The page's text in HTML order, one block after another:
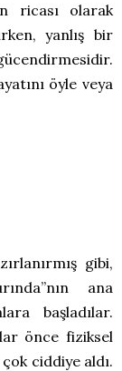
ricası olarak
yanlış bir
öyle veya
gibi,
ana
başladılar.
önce fiziksel
ciddiye aldı.